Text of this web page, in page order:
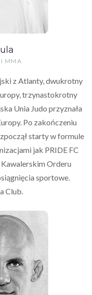
MMA
z Atlanty, dwukrotny
trzynastokrotny
Unia Judo przyznała
Po zakończeniu
starty w formule
jak PRIDE FC
Orderu
sportowe.
Club.